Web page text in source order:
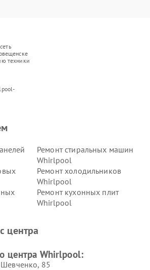
техники
Ремонт стиральных машин
Whirlpool
Ремонт холодильников
Whirlpool
Ремонт кухонных плит
Whirlpool
центра
центра Whirlpool:
Шевченко, 85